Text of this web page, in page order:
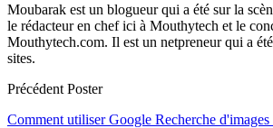
Moubarak est un blogueur qui a été sur la
le rédacteur en chef ici à Mouthytech et le
Mouthytech.com. Il est un netpreneur qui a
sites.
Précédent Poster
Comment utiliser Google Recherche d'images